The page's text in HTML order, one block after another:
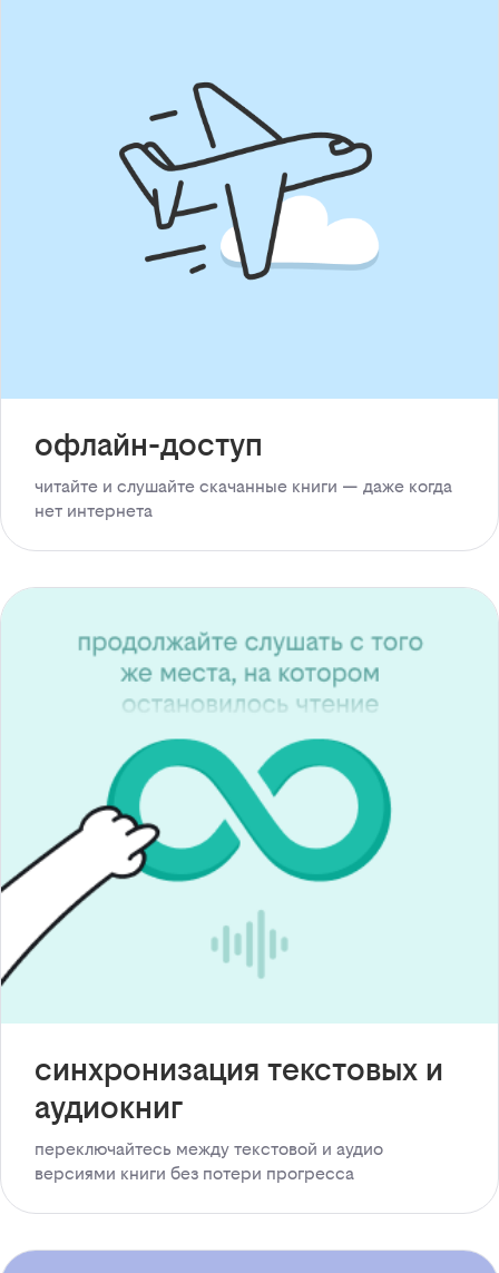
офлайн-доступ
читайте и слушайте скачанные книги — даже когда
нет интернета
синхронизация текстовых и
аудиокниг
переключайтесь между текстовой и аудио
версиями книги без потери прогресса